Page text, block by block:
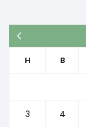
H B
3 4